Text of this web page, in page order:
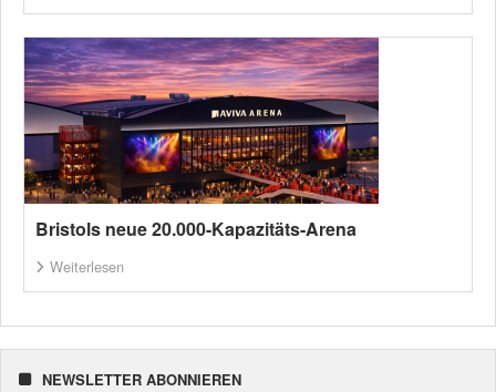
Bristols neue 20.000-Kapazitäts-Arena
Weiterlesen
NEWSLETTER ABONNIEREN